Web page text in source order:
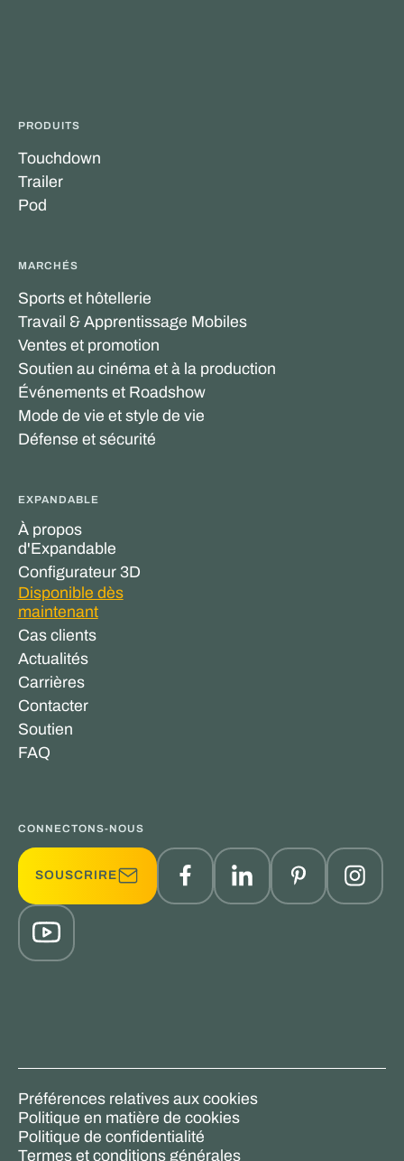
PRODUITS
Touchdown
Trailer
Pod
MARCHÉS
Sports et hôtellerie
Travail & Apprentissage Mobiles
Ventes et promotion
Soutien au cinéma et à la production
Événements et Roadshow
Mode de vie et style de vie
Défense et sécurité
EXPANDABLE
À propos
d'Expandable
Configurateur 3D
Disponible dès
maintenant
Cas clients
Actualités
Carrières
Contacter
Soutien
FAQ
CONNECTONS-NOUS
SOUSCRIRE
Préférences relatives aux cookies
Politique en matière de cookies
Politique de confidentialité
Termes et conditions générales